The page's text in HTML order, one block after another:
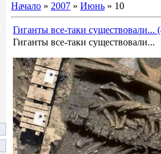
Начало » 2007 » Июнь » 10
Гиганты все-таки существовали...
Гиганты все-таки существовали...